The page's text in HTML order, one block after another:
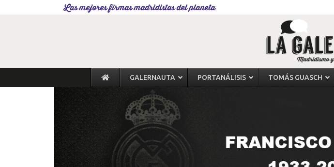
Las mejores firmas madridistas del planeta
GALERNAUTA PORTANÁLISIS TOMÁS GUASCH